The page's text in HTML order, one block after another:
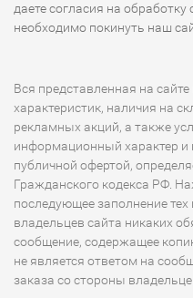
даете согласия на
необходимо покинуть наш
Вся представленная на
характеристик, наличия на
рекламных акций, а также
информационный характер и
публичной офертой,
Гражданского кодекса РФ.
последующее заполнение
владельцев сайта никаких
сообщение, содержащее
не является ответом на
заказа со стороны